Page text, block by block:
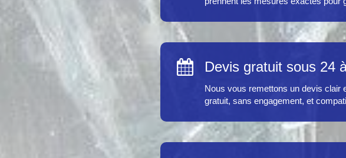
Devis gratuit sous 24
Nous vous remettons un devis clair
gratuit, sans engagement, et